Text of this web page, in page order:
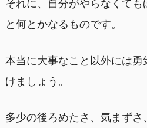
それに、自分がやらなくて
と何とかなるものです。
本当に大事なこと以外には
けましょう。
多少の後ろめたさ、気まず